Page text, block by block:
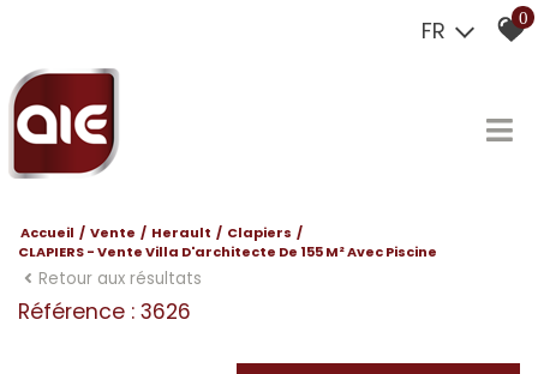
FR 0
Accueil Vente Herault
Clapiers
CLAPIERS - Vente Villa D'architecte De 155 M² Avec Piscine
Retour aux résultats
Référence : 3626